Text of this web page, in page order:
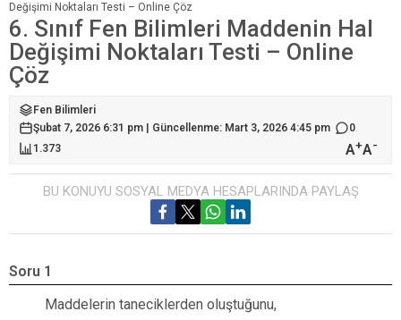
Değişimi Noktaları Testi – Online Çöz
6. Sınıf Fen Bilimleri Maddenin Hal
Değişimi Noktaları Testi – Online
Çöz
Fen Bilimleri
Şubat 7, 2026 6:31 pm | Güncellenme: Mart 3, 2026 4:45 pm
0
1.373
A+A-
BU KONUYU SOSYAL MEDYA HESAPLARINDA PAYLAŞ
Soru 1
Maddelerin taneciklerden oluştuğunu,